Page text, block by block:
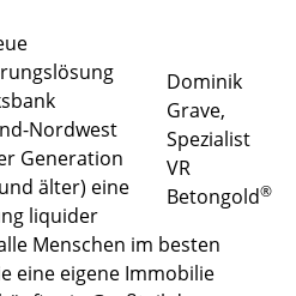
Dominik
Grave,
Spezialist
VR
Betongold®
Nordwest
Generation
älter) eine
liquider
Menschen im besten
eine eigene Immobilie